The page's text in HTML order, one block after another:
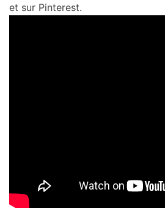
et sur Pinterest.